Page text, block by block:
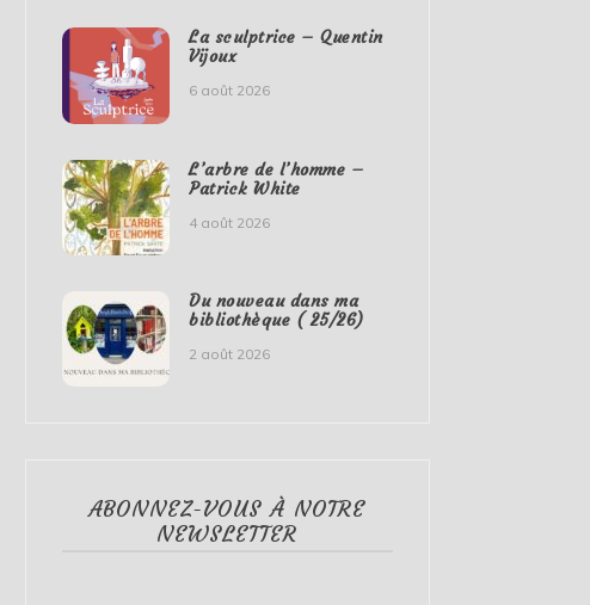
La sculptrice – Quentin
Vijoux
6 août 2026
L’arbre de l’homme –
Patrick White
4 août 2026
Du nouveau dans ma
bibliothèque ( 25/26)
2 août 2026
ABONNEZ-VOUS À NOTRE
NEWSLETTER